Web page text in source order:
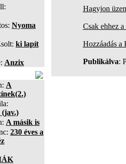
Nyoma
ki lapít
Anzix
A
A másik is
230 éves a
Hagyjon
Csak ehhez
Hozzáadás
Publikálva: